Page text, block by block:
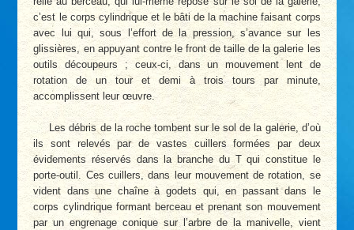
c’est le corps cylindrique et le bâti de la machine faisant corps
avec lui qui, sous l’effort de la pression, s’avance sur les
glissières, en appuyant contre le front de taille de la galerie les
outils découpeurs ; ceux-ci, dans un mouvement lent de
rotation de un tour et demi à trois tours par minute,
accomplissent leur œuvre.
Les débris de la roche tombent sur le sol de la galerie, d’où
ils sont relevés par de vastes cuillers formées par deux
évidements réservés dans la branche du T qui constitue le
porte-outil. Ces cuillers, dans leur mouvement de rotation, se
vident dans une chaîne à godets qui, en passant dans le
corps cylindrique formant berceau et prenant son mouvement
par un engrenage conique sur l’arbre de la manivelle, vient